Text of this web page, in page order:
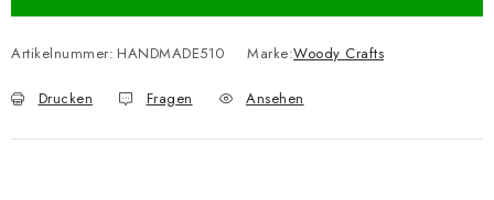
Artikelnummer: HANDMADE510 Marke:Woody Crafts
Drucken Fragen Ansehen